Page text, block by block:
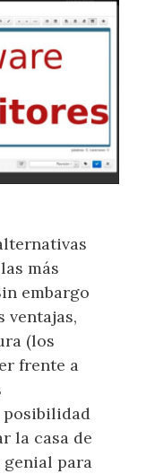
más
embargo
ventajas,
(los
frente a
posibilidad
la casa de
genial para